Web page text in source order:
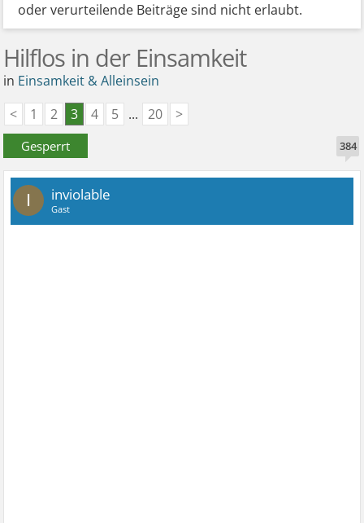
oder verurteilende Beiträge sind nicht erlaubt.
Hilflos in der Einsamkeit
in Einsamkeit & Alleinsein
<
1 2 3 4 5 ... 20 >
Gesperrt 384
I inviolable
Gast